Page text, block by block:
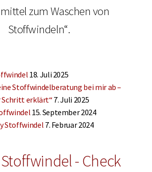
zum Waschen von
Stoffwindeln“.
18. Juli 2025
Stoffwindelberatung bei mir ab –
erklärt“ 7. Juli 2025
15. September 2024
Stoffwindel7. Februar 2024
- Check